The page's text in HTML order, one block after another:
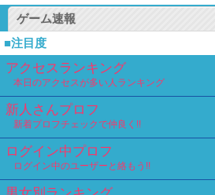
ゲーム速報
■注目度
アクセスランキング
本日のアクセスが多い人ランキング
新人さんプロフ
新着プロフチェックで仲良く!!
ログイン中プロフ
ログイン中のユーザーと絡もう!!